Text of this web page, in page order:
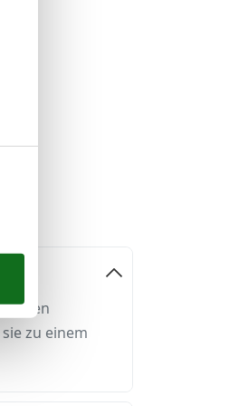
zu einem